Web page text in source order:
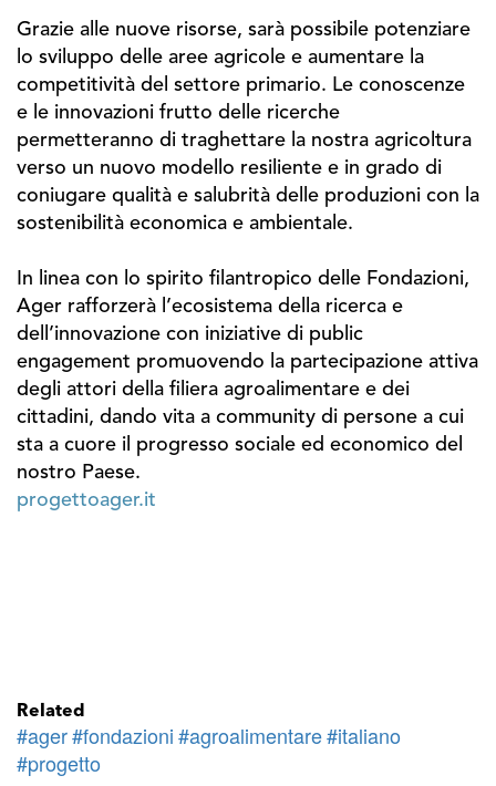
Grazie alle nuove risorse, sarà possibile potenziare
lo sviluppo delle aree agricole e aumentare la
competitività del settore primario. Le conoscenze
e le innovazioni frutto delle ricerche
permetteranno di traghettare la nostra agricoltura
verso un nuovo modello resiliente e in grado di
coniugare qualità e salubrità delle produzioni con la
sostenibilità economica e ambientale.
In linea con lo spirito filantropico delle Fondazioni,
Ager rafforzerà l’ecosistema della ricerca e
dell’innovazione con iniziative di public
engagement promuovendo la partecipazione attiva
degli attori della filiera agroalimentare e dei
cittadini, dando vita a community di persone a cui
sta a cuore il progresso sociale ed economico del
nostro Paese.
progettoager.it
Related
#ager#fondazioni#agroalimentare#italiano
#progetto